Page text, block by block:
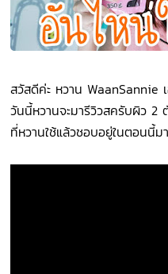
สวัสดีค่ะ หวาน WaanSannie
วันนี้หวานจะมารีวิวสครับผิว 2
ที่หวานใช้แล้วชอบอยู่ในตอนนี้ม